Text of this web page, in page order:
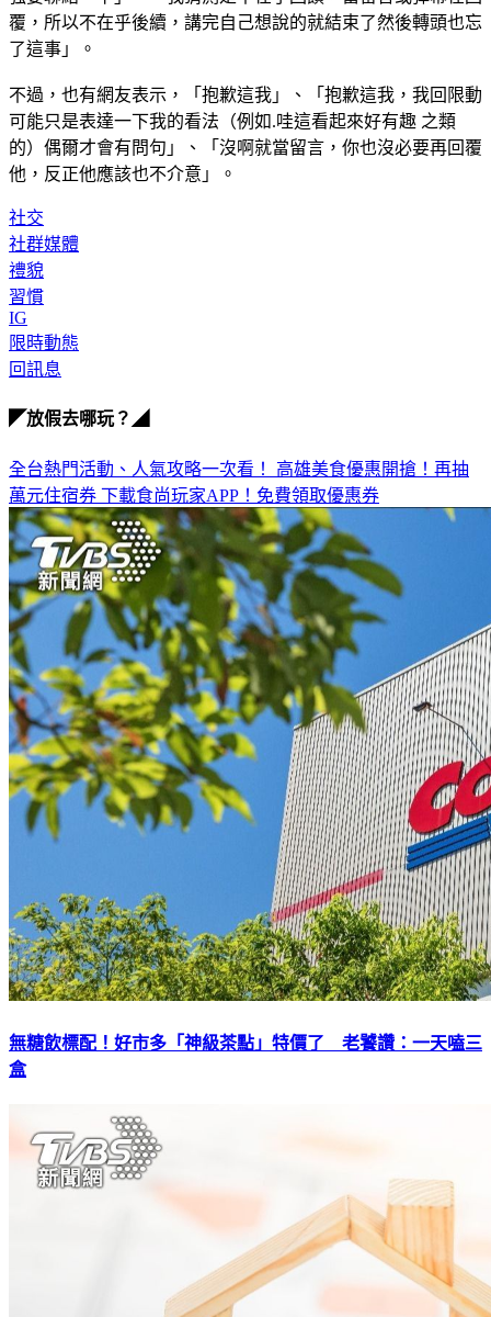
覆，所以不在乎後續，講完自己想說的就結束了然後轉頭也忘
了這事」。
不過，也有網友表示，「抱歉這我」、「抱歉這我，我回限動
可能只是表達一下我的看法（例如.哇這看起來好有趣 之類
的）偶爾才會有問句」、「沒啊就當留言，你也沒必要再回覆
他，反正他應該也不介意」。
社交
社群媒體
禮貌
習慣
IG
限時動態
回訊息
◤放假去哪玩？◢
全台熱門活動、人氣攻略一次看！ 高雄美食優惠開搶！再抽
萬元住宿券 下載食尚玩家APP！免費領取優惠券
無糖飲標配！好市多「神級茶點」特價了 老饕讚：一天嗑三
盒